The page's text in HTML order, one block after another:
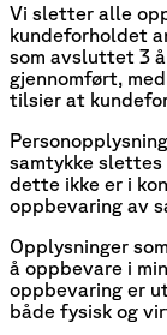
Vi sletter alle
kundeforholdet
som avsluttet 3
gjennomført,
tilsier at
samtykke slettes
dette ikke er i
oppbevaring av
Opplysninger
å oppbevare i
oppbevaring er
både fysisk og